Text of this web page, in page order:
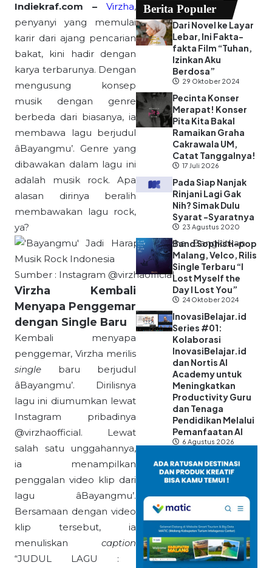
Indiekraf.com – Virzha,
penyanyi yang memulai
karir dari ajang pencarian
bakat, kini hadir dengan
karya terbarunya. Dengan
mengusung konsep
musik dengan genre
berbeda dari biasanya, ia
membawa lagu berjudul
âBayangmu’. Genre yang
dibawakan dalam lagu ini
adalah musik rock. Apa
alasan dirinya beralih
membawakan lagu rock,
ya?
Sumber : Instagram @virzhaofficial
Virzha Kembali
Menyapa Penggemar
dengan Single Baru
Kembali menyapa
penggemar, Virzha merilis
single baru berjudul
âBayangmu’. Dirilisnya
lagu ini diumumkan lewat
Instagram pribadinya
@virzhaofficial. Lewat
salah satu unggahannya,
ia menampilkan
penggalan video klip dari
lagu âBayangmu’.
Bersamaan dengan video
klip tersebut, ia
menuliskan caption
“JUDUL LAGU :
Berita Populer
Dari Novel ke Layar
Lebar, Ini Fakta-
fakta Film “Tuhan,
Izinkan Aku
Berdosa”
29 Oktober 2024
Pecinta Konser
Merapat! Konser
Pita Kita Bakal
Ramaikan Graha
Cakrawala UM,
Catat Tanggalnya!
17 Juli 2026
Pada Siap Nanjak
Rinjani Lagi Gak
Nih? Simak Dulu
Syarat -Syaratnya
23 Agustus 2020
Band Sophisti-pop
Malang, Velco, Rilis
Single Terbaru “I
Lost Myself the
Day I Lost You”
24 Oktober 2024
InovasiBelajar.id
Series #01:
Kolaborasi
InovasiBelajar.id
dan Nortis AI
Academy untuk
Meningkatkan
Productivity Guru
dan Tenaga
Pendidikan Melalui
Pemanfaatan AI
6 Agustus 2026